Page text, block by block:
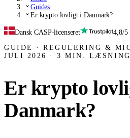
Guides
Er krypto lovligt i Danmark?
Dansk CASP-licenseret
4,8/5
GUIDE
·REGULERING &
JULI 2026
·3 MIN. LÆSNING
Er krypto
Danmark?